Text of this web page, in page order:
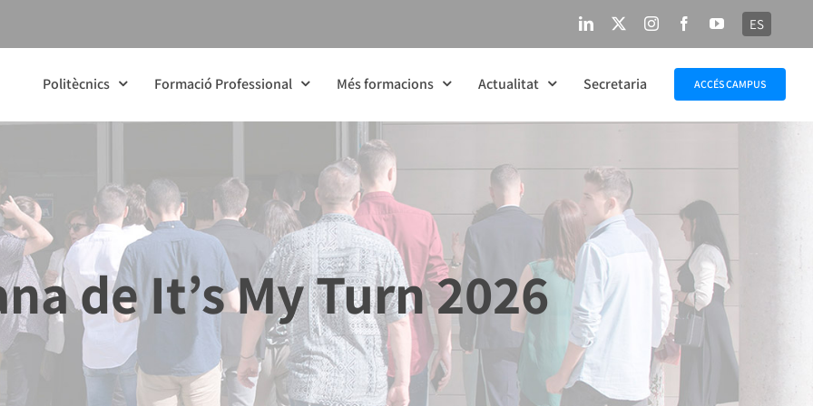
LinkedIn InstagramFacebookYouTube
ES
Politècnics Formació Professional Més formacions Actualitat Secretaria ACCÉS CAMPUS
de It’s My Turn 2026